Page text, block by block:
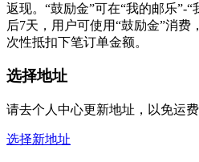
返现。“鼓励金”可在“我的邮乐”-
后7天，用户可使用“鼓励金”消费
次性抵扣下笔订单金额。
选择地址
请去个人中心更新地址，以免运
选择新地址